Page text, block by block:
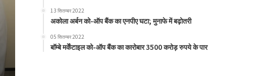
13 सितम्बर 2022
अकोला अर्बन को-ऑप बैंक का एनपीए घटा; मुनाफे में बढ़ोतरी
05 सितम्बर 2022
बॉम्बे मर्केंटाइल को-ऑप बैंक का कारोबार 3500 करोड़ रुपये के पार